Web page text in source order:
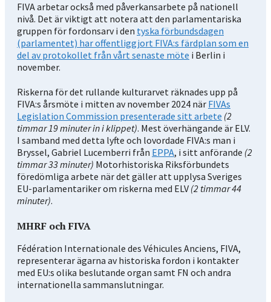
FIVA arbetar också med påverkansarbete på nationell
nivå. Det är viktigt att notera att den parlamentariska
gruppen för fordonsarv i den tyska förbundsdagen
(parlamentet) har offentliggjort FIVA:s färdplan som en
del av protokollet från vårt senaste möte i Berlin i
november.
Riskerna för det rullande kulturarvet räknades upp på
FIVA:s årsmöte i mitten av november 2024 när FIVAs
Legislation Commission presenterade sitt arbete (2
timmar 19 minuter in i klippet). Mest överhängande är ELV.
I samband med detta lyfte och lovordade FIVA:s man i
Bryssel, Gabriel Lucemberri från EPPA, i sitt anförande (2
timmar 33 minuter) Motorhistoriska Riksförbundets
föredömliga arbete när det gäller att upplysa Sveriges
EU-parlamentariker om riskerna med ELV (2 timmar 44
minuter).
MHRF och FIVA
Fédération Internationale des Véhicules Anciens, FIVA,
representerar ägarna av historiska fordon i kontakter
med EU:s olika beslutande organ samt FN och andra
internationella sammanslutningar.